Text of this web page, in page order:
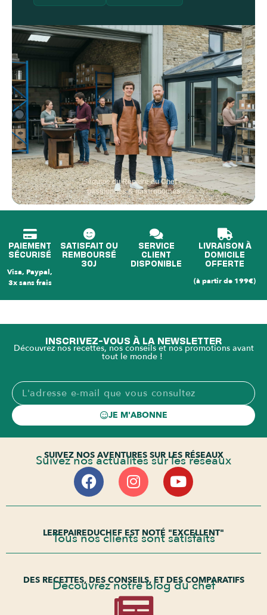
L'équipe du Repaire du Chef —
passionnés & gastronomes
PAIEMENT
SÉCURISÉ
Visa, Paypal,
3x sans frais
SATISFAIT OU
REMBOURSÉ
30J
SERVICE
CLIENT
DISPONIBLE
LIVRAISON À
DOMICILE
OFFERTE
(à partir de 199€)
INSCRIVEZ-VOUS À LA NEWSLETTER
Découvrez nos recettes, nos conseils et nos promotions avant
tout le monde !
JE M'ABONNE
SUIVEZ NOS AVENTURES SUR LES RÉSEAUX
Suivez nos actualités sur les réseaux
LEREPAIREDUCHEF EST NOTÉ "EXCELLENT"
Tous nos clients sont satisfaits
DES RECETTES, DES CONSEILS, ET DES COMPARATIFS
Découvrez notre blog du chef